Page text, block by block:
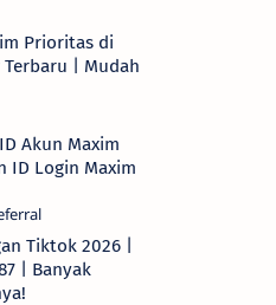
Prioritas di
Terbaru | Mudah
Akun Maxim
ID Login Maxim
Tiktok 2026 |
| Banyak